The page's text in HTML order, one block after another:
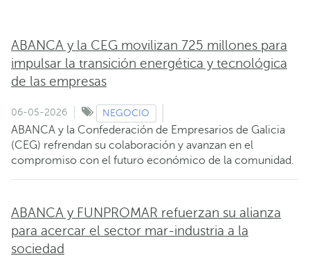
ABANCA y la CEG movilizan 725 millones para
impulsar la transición energética y tecnológica
de las empresas
06-05-2026 NEGOCIO
ABANCA y la Confederación de Empresarios de Galicia
(CEG) refrendan su colaboración y avanzan en el
compromiso con el futuro económico de la comunidad.
ABANCA y FUNPROMAR refuerzan su alianza
para acercar el sector mar-industria a la
sociedad